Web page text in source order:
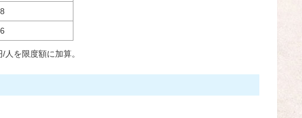
を限度額に加算。